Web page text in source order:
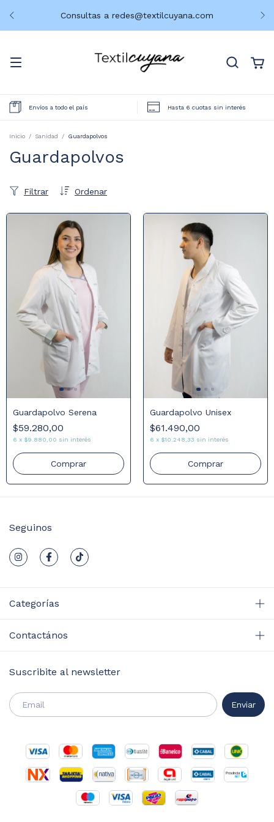
Consultas a redes@textilcuyana.com
Envíos a todo el país Hasta 6 cuotas sin interés
Inicio / Sanidad / Guardapolvos
Guardapolvos
Ordenar
Filtrar
Guardapolvo Serena
$59.280,00
6 x $9.880,00 sin interés
Comprar
Guardapolvo Unisex
$61.490,00
6 x $10.248,33 sin interés
Comprar
Seguinos
Categorías
Contactános
Suscribite al newsletter